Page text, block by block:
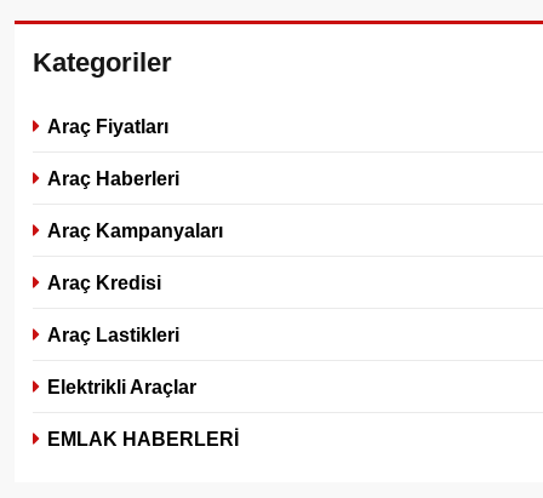
Kategoriler
Araç Fiyatları
Araç Haberleri
Araç Kampanyaları
Araç Kredisi
Araç Lastikleri
Elektrikli Araçlar
EMLAK HABERLERİ